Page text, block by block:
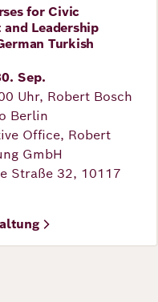
for Civic
and Leadership
Turkish
Sep.
Uhr, Robert Bosch
Berlin
Office, Robert
GmbH
Straße 32, 10117